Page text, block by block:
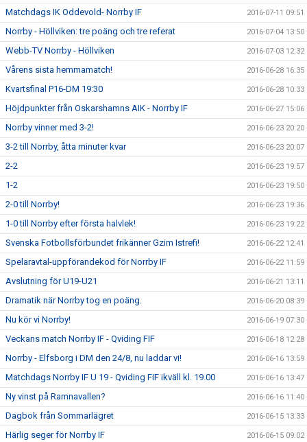
Matchdags IK Oddevold- Norrby IF 2016-07-11 09:51
Norrby - Höllviken: tre poäng och tre referat 2016-07-04 13:50
Webb-TV Norrby - Höllviken 2016-07-03 12:32
Vårens sista hemmamatch! 2016-06-28 16:35
Kvartsfinal P16-DM 19:30 2016-06-28 10:33
Höjdpunkter från Oskarshamns AIK - Norrby IF 2016-06-27 15:06
Norrby vinner med 3-2! 2016-06-23 20:20
3-2 till Norrby, åtta minuter kvar 2016-06-23 20:07
2-2 2016-06-23 19:57
1-2 2016-06-23 19:50
2-0 till Norrby! 2016-06-23 19:36
1-0 till Norrby efter första halvlek! 2016-06-23 19:22
Svenska Fotbollsförbundet frikänner Gzim Istrefi! 2016-06-22 12:41
Spelaravtal-uppförandekod för Norrby IF 2016-06-22 11:59
Avslutning för U19-U21 2016-06-21 13:11
Dramatik när Norrby tog en poäng. 2016-06-20 08:39
Nu kör vi Norrby! 2016-06-19 07:30
Veckans match Norrby IF - Qviding FIF 2016-06-18 12:28
Norrby - Elfsborg i DM den 24/8, nu laddar vi! 2016-06-16 13:59
Matchdags Norrby IF U 19 - Qviding FIF ikväll kl. 19.00 2016-06-16 13:47
Ny vinst på Ramnavallen? 2016-06-16 11:40
Dagbok från Sommarlägret 2016-06-15 13:33
Härlig seger för Norrby IF 2016-06-15 09:02